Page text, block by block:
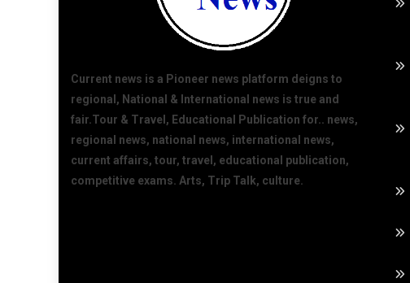
Current news is a Pioneer news platform deigns to
regional, National & International news is true and
fair.Tour & Travel, Educational Publication for.. news,
regional news, national news, international news,
current affairs, tour, travel, educational publication,
competitive exams. Arts, Trip Talk, culture.